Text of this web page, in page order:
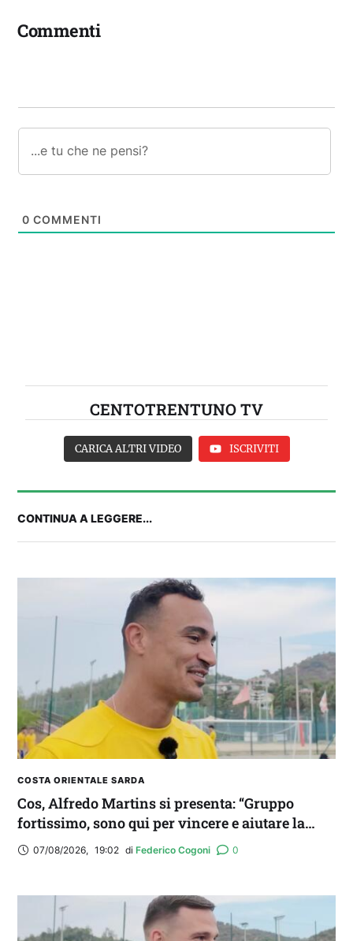
Commenti
0 COMMENTI
CENTOTRENTUNO TV
FANTA 131 LIVE | La nuova stagione al
fantacalcio: le novità di Fanta 131 e chi
acquistare
CARICA ALTRI VIDEO ISCRIVITI
CONTINUA A LEGGERE...
COSTA ORIENTALE SARDA
Cos, Alfredo Martins si presenta: “Gruppo
fortissimo, sono qui per vincere e aiutare la
squadra. Idolo? Mi ispiro a Romario”
07/08/2026, 19:02 di Federico Cogoni 0